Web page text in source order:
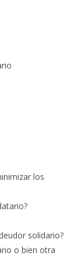
los
solidario?
o bien otra